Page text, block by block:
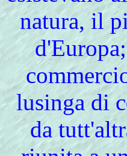
natura, il
lusinga di
da